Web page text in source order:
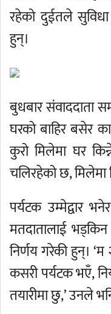
रहेको दुईतले सुविधा
हुन्।
बुधबार संवाददाता
घरको बाहिर बसेर
कुरो मिलेमा घर
चलिरहेको छ, मिलेमा
पर्यटक उम्मेद्वार
मतदातालाई
निर्णय गरेकी हुन्।
कसरी पर्यटक भएँ,
तयारीमा छु,’ उनले